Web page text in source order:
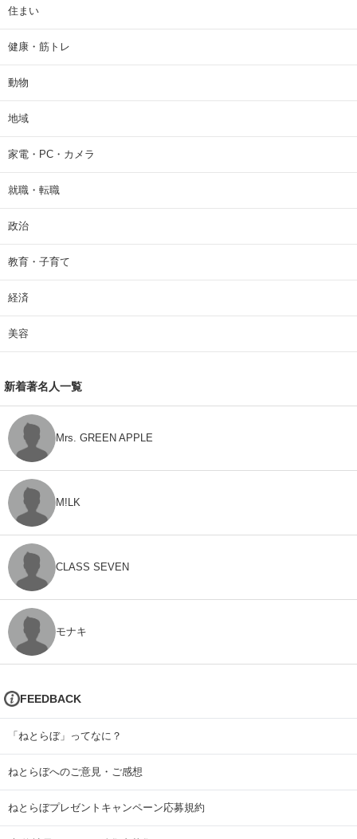
住まい
健康・筋トレ
動物
地域
家電・PC・カメラ
就職・転職
政治
教育・子育て
経済
美容
新着著名人一覧
Mrs. GREEN APPLE
M!LK
CLASS SEVEN
モナキ
FEEDBACK
「ねとらぼ」ってなに？
ねとらぼへのご意見・ご感想
ねとらぼプレゼントキャンペーン応募規約